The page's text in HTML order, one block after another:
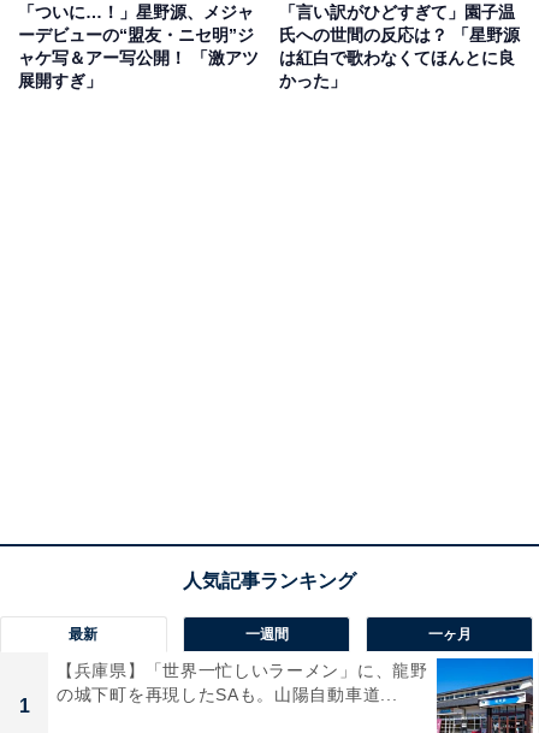
「ついに…！」星野源、メジャ
ーデビューの“盟友・ニセ明”ジ
ャケ写＆アー写公開！ 「激アツ
展開すぎ」
「言い訳がひどすぎて」園子温
氏への世間の反応は？ 「星野源
は紅白で歌わなくてほんとに良
かった」
最新 一週間 一ヶ月
1
【兵庫県】「世界一忙しいラーメン」に、龍野
の城下町を再現したSAも。山陽自動車道...